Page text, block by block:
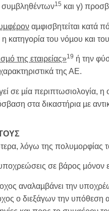
συµβληθέντων15 και γ)
αµφισβητείται κατά
κατηγορία του νόµου και
της εταιρείας»19 ή την
της ΑΕ.
σε µία περιπτωσιολογία,
στα δικαστήρια µε
λόγω της πολυµορφίας
σε βάρος µόνον
αναλαµβάνει την
ο διεξάγων την υπόθεση